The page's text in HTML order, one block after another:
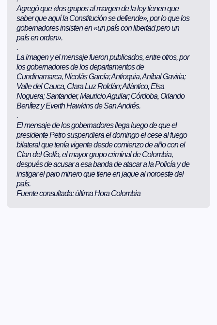
Agregó que «los grupos al margen de la ley tienen que
saber que aquí la Constitución se defiende», por lo que los
gobernadores insisten en «un país con libertad pero un
país en orden».
.
La imagen y el mensaje fueron publicados, entre otros, por
los gobernadores de los departamentos de
Cundinamarca, Nicolás García; Antioquia, Aníbal Gaviria;
Valle del Cauca, Clara Luz Roldán; Atlántico, Elsa
Noguera; Santander, Mauricio Aguilar; Córdoba, Orlando
Benítez y Everth Hawkins de San Andrés.
.
El mensaje de los gobernadores llega luego de que el
presidente Petro suspendiera el domingo el cese al fuego
bilateral que tenía vigente desde comienzo de año con el
Clan del Golfo, el mayor grupo criminal de Colombia,
después de acusar a esa banda de atacar a la Policía y de
instigar el paro minero que tiene en jaque al noroeste del
país.
Fuente consultada: última Hora Colombia